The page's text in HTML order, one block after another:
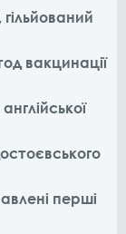
вакцинації
перші